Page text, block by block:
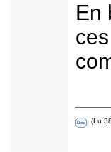
En
(Lu